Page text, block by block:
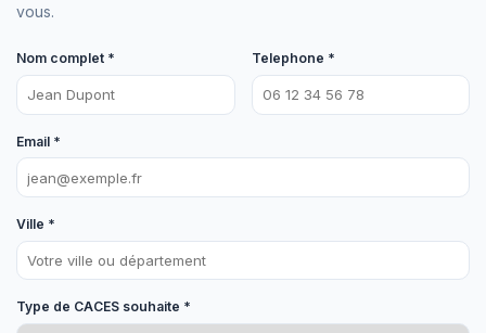
vous.
Nom complet * Telephone *
Email *
Ville *
Type de CACES souhaite *